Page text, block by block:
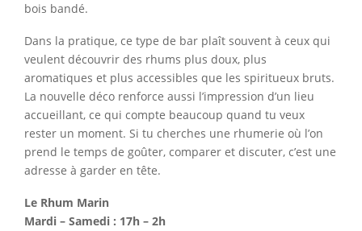
bois bandé.
Dans la pratique, ce type de bar plaît souvent à ceux qui
veulent découvrir des rhums plus doux, plus
aromatiques et plus accessibles que les spiritueux bruts.
La nouvelle déco renforce aussi l’impression d’un lieu
accueillant, ce qui compte beaucoup quand tu veux
rester un moment. Si tu cherches une rhumerie où l’on
prend le temps de goûter, comparer et discuter, c’est une
adresse à garder en tête.
Le Rhum Marin
Mardi – Samedi : 17h – 2h